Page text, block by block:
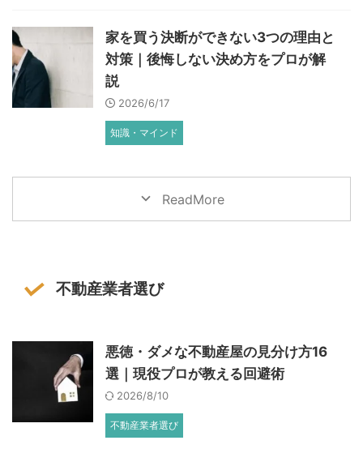
家を買う決断ができない3つの理由と
対策｜後悔しない決め方をプロが解
説
2026/6/17
知識・マインド
ReadMore
不動産業者選び
悪徳・ダメな不動産屋の見分け方16
選｜現役プロが教える回避術
2026/8/10
不動産業者選び